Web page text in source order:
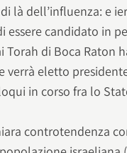
là dell’influenza: e
essere candidato in
Torah di Boca Raton
verrà eletto
in corso fra lo
controtendenza